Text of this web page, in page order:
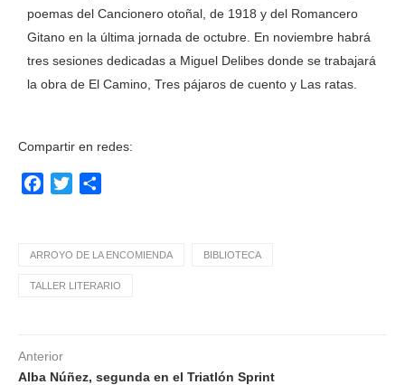
poemas del Cancionero otoñal, de 1918 y del Romancero
Gitano en la última jornada de octubre. En noviembre habrá
tres sesiones dedicadas a Miguel Delibes donde se trabajará
la obra de El Camino, Tres pájaros de cuento y Las ratas.
Compartir en redes:
Facebook
Twitter
ARROYO DE LA ENCOMIENDA BIBLIOTECA
TALLER LITERARIO
Anterior
Alba Núñez, segunda en el Triatlón Sprint